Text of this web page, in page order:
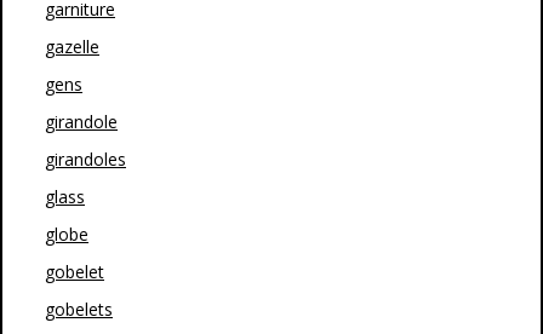
garniture
gazelle
gens
girandole
girandoles
glass
globe
gobelet
gobelets